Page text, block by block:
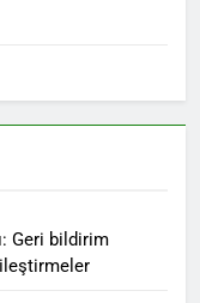
Geri bildirim